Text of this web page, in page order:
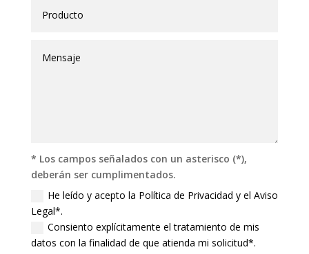
* Los campos señalados con un asterisco (*),
deberán ser cumplimentados.
He leído y acepto la Política de Privacidad y el Aviso
Legal*.
Consiento explícitamente el tratamiento de mis
datos con la finalidad de que atienda mi solicitud*.